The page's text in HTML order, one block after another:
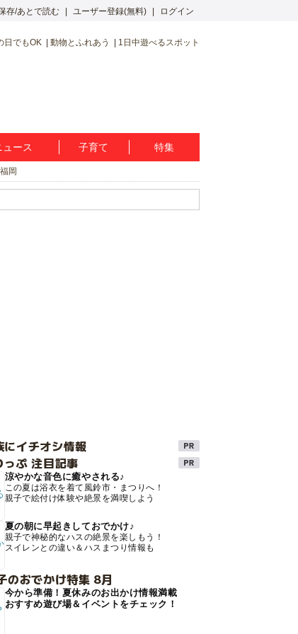
存/あとで読む ユーザー登録(無料) ログイン
日でもOK 動物とふれあう 1日中遊べるスポット
ース 子育て 特集
福岡
イチオシ情報
っぷ 注目記事
涼やかな音色に癒やされる♪
この夏は浴衣を着て風鈴市・まつりへ！
親子で絵付け体験や絶景を満喫しよう
夏の朝に早起きしておでかけ♪
親子で神秘的なハスの絶景を楽しもう！
スイレンとの違い＆ハスまつり情報も
のおでかけ特集 8月
今から準備！夏休みのお出かけ情報満載
おすすめ遊び場＆イベントをチェック！